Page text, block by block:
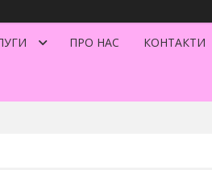
ПРО НАС КОНТАКТИ